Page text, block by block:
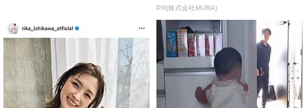
PR(株式会社MURA)